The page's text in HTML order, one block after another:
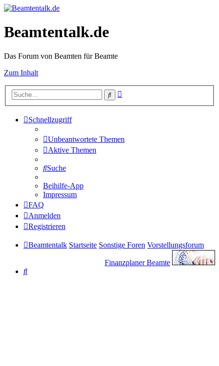
Beamtentalk.de
Das Forum von Beamten für Beamte
Zum Inhalt
Suche
Schnellzugriff
Unbeantwortete Themen
Aktive Themen
Suche
Beihilfe-App
Impressum
FAQ
Anmelden
Registrieren
Beamtentalk Startseite Sonstige Foren Vorstellungsforum
Finanzplaner Beamte
Suche